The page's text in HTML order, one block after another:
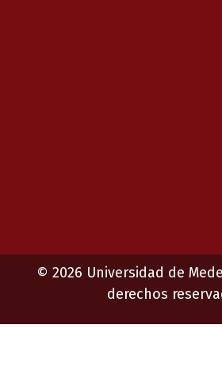
© 2026 Universidad de
derechos